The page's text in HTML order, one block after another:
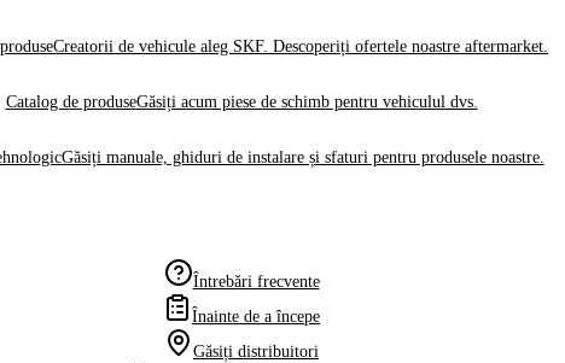
Creatorii de vehicule aleg SKF. Descoperiți ofertele noastre aftermarket.
Catalog de produseGăsiți acum piese de schimb pentru vehiculul dvs.
Găsiți manuale, ghiduri de instalare și sfaturi pentru produsele noastre.
Întrebări frecvente
Înainte de a începe
Găsiți distribuitori